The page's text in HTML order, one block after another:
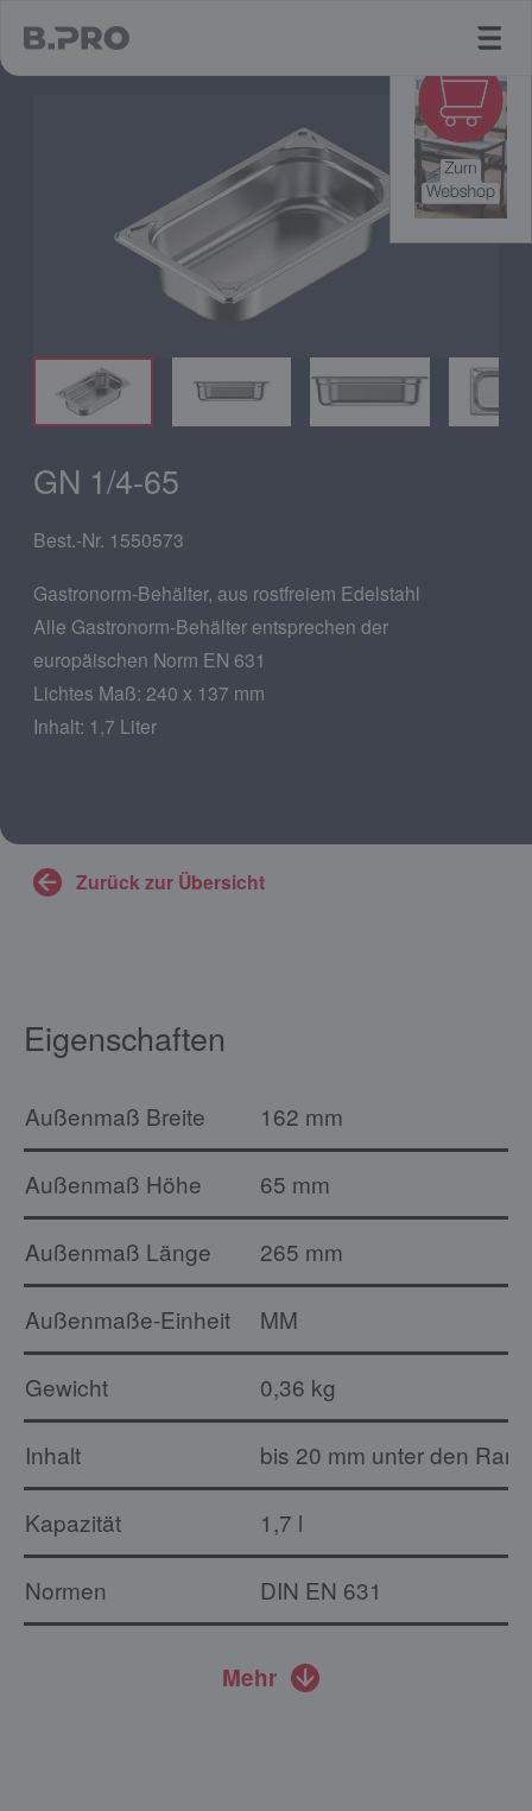
GN 1/4-65
Best.-Nr. 1550573
Gastronorm-Behälter, aus rostfreiem Edelstahl
Alle Gastronorm-Behälter entsprechen der
europäischen Norm EN 631
Lichtes Maß: 240 x 137 mm
Inhalt: 1,7 Liter
Zurück zur Übersicht
Eigenschaften
Außenmaß Breite 162 mm
Außenmaß Höhe 65 mm
Außenmaß Länge 265 mm
Außenmaße-Einheit MM
Gewicht 0,36 kg
Inhalt bis 20 mm unter den
Kapazität 1,7 l
Normen DIN EN 631
Mehr